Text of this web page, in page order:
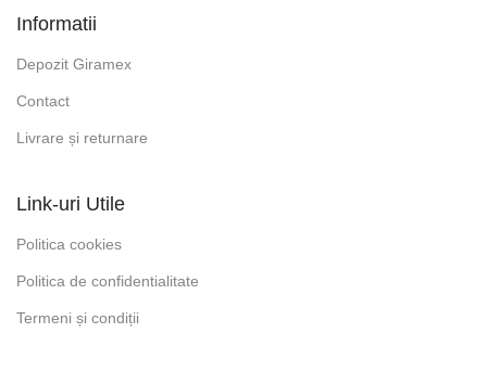
Informatii
Depozit Giramex
Contact
Livrare și returnare
Link-uri Utile
Politica cookies
Politica de confidentialitate
Termeni și condiții